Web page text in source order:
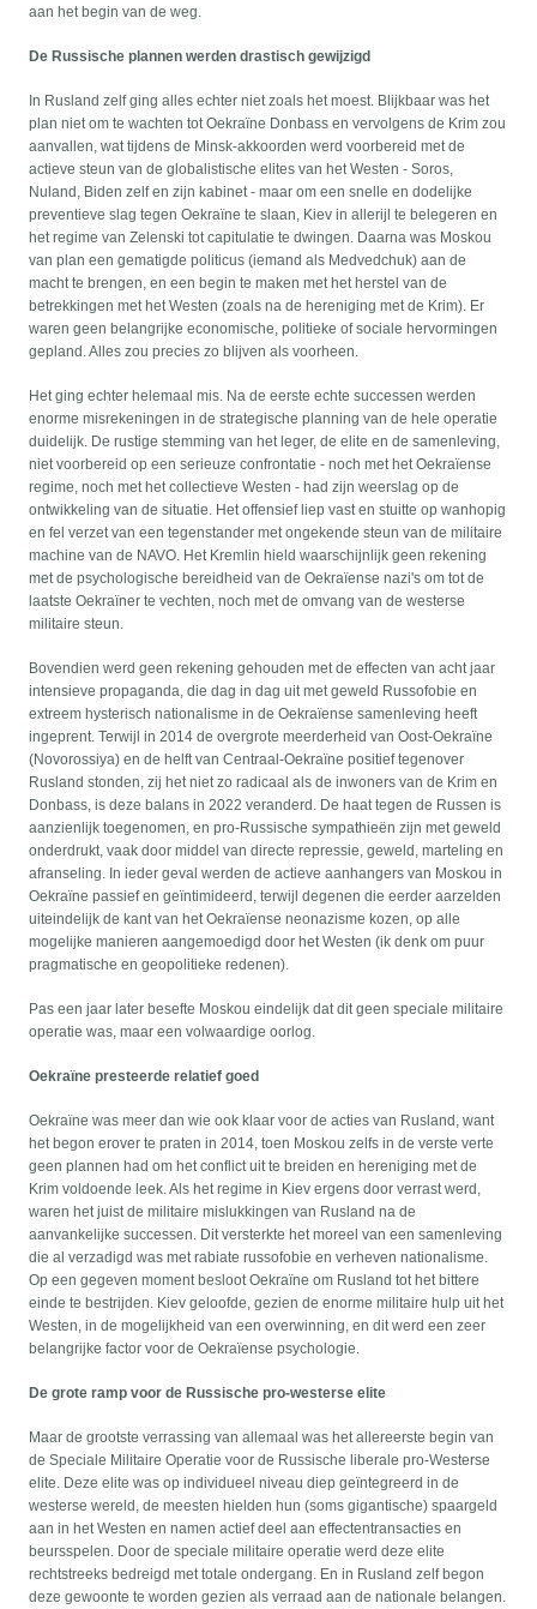
aan het begin van de weg.
De Russische plannen werden drastisch gewijzigd
In Rusland zelf ging alles echter niet zoals het moest. Blijkbaar was het
plan niet om te wachten tot Oekraïne Donbass en vervolgens de Krim zou
aanvallen, wat tijdens de Minsk-akkoorden werd voorbereid met de
actieve steun van de globalistische elites van het Westen - Soros,
Nuland, Biden zelf en zijn kabinet - maar om een snelle en dodelijke
preventieve slag tegen Oekraïne te slaan, Kiev in allerijl te belegeren en
het regime van Zelenski tot capitulatie te dwingen. Daarna was Moskou
van plan een gematigde politicus (iemand als Medvedchuk) aan de
macht te brengen, en een begin te maken met het herstel van de
betrekkingen met het Westen (zoals na de hereniging met de Krim). Er
waren geen belangrijke economische, politieke of sociale hervormingen
gepland. Alles zou precies zo blijven als voorheen.
Het ging echter helemaal mis. Na de eerste echte successen werden
enorme misrekeningen in de strategische planning van de hele operatie
duidelijk. De rustige stemming van het leger, de elite en de samenleving,
niet voorbereid op een serieuze confrontatie - noch met het Oekraïense
regime, noch met het collectieve Westen - had zijn weerslag op de
ontwikkeling van de situatie. Het offensief liep vast en stuitte op wanhopig
en fel verzet van een tegenstander met ongekende steun van de militaire
machine van de NAVO. Het Kremlin hield waarschijnlijk geen rekening
met de psychologische bereidheid van de Oekraïense nazi's om tot de
laatste Oekraïner te vechten, noch met de omvang van de westerse
militaire steun.
Bovendien werd geen rekening gehouden met de effecten van acht jaar
intensieve propaganda, die dag in dag uit met geweld Russofobie en
extreem hysterisch nationalisme in de Oekraïense samenleving heeft
ingeprent. Terwijl in 2014 de overgrote meerderheid van Oost-Oekraïne
(Novorossiya) en de helft van Centraal-Oekraïne positief tegenover
Rusland stonden, zij het niet zo radicaal als de inwoners van de Krim en
Donbass, is deze balans in 2022 veranderd. De haat tegen de Russen is
aanzienlijk toegenomen, en pro-Russische sympathieën zijn met geweld
onderdrukt, vaak door middel van directe repressie, geweld, marteling en
afranseling. In ieder geval werden de actieve aanhangers van Moskou in
Oekraïne passief en geïntimideerd, terwijl degenen die eerder aarzelden
uiteindelijk de kant van het Oekraïense neonazisme kozen, op alle
mogelijke manieren aangemoedigd door het Westen (ik denk om puur
pragmatische en geopolitieke redenen).
Pas een jaar later besefte Moskou eindelijk dat dit geen speciale militaire
operatie was, maar een volwaardige oorlog.
Oekraïne presteerde relatief goed
Oekraïne was meer dan wie ook klaar voor de acties van Rusland, want
het begon erover te praten in 2014, toen Moskou zelfs in de verste verte
geen plannen had om het conflict uit te breiden en hereniging met de
Krim voldoende leek. Als het regime in Kiev ergens door verrast werd,
waren het juist de militaire mislukkingen van Rusland na de
aanvankelijke successen. Dit versterkte het moreel van een samenleving
die al verzadigd was met rabiate russofobie en verheven nationalisme.
Op een gegeven moment besloot Oekraïne om Rusland tot het bittere
einde te bestrijden. Kiev geloofde, gezien de enorme militaire hulp uit het
Westen, in de mogelijkheid van een overwinning, en dit werd een zeer
belangrijke factor voor de Oekraïense psychologie.
De grote ramp voor de Russische pro-westerse elite
Maar de grootste verrassing van allemaal was het allereerste begin van
de Speciale Militaire Operatie voor de Russische liberale pro-Westerse
elite. Deze elite was op individueel niveau diep geïntegreerd in de
westerse wereld, de meesten hielden hun (soms gigantische) spaargeld
aan in het Westen en namen actief deel aan effectentransacties en
beursspelen. Door de speciale militaire operatie werd deze elite
rechtstreeks bedreigd met totale ondergang. En in Rusland zelf begon
deze gewoonte te worden gezien als verraad aan de nationale belangen.